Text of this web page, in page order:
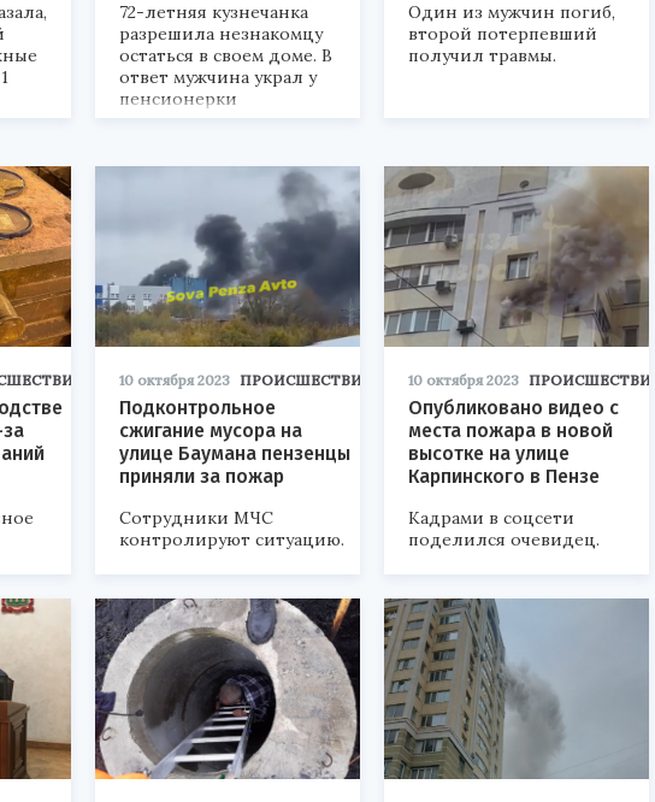
72-летняя кузнечанка
разрешила незнакомцу
остаться в своем доме. В
ответ мужчина украл у
пенсионерки
драгоценность.
Один из мужчин погиб,
второй потерпевший
получил травмы.
10 октября 2023 ПРОИСШЕСТВИЯ
Подконтрольное
сжигание мусора на
улице Баумана пензенцы
приняли за пожар
Сотрудники МЧС
контролируют ситуацию.
10 октября 2023 ПРОИСШЕСТВИЯ
Опубликовано видео с
места пожара в новой
высотке на улице
Карпинского в Пензе
Кадрами в соцсети
поделился очевидец.